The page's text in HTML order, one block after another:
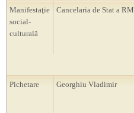
Manifestaţie
social-
culturală
Cancelaria de Stat a RM
Pichetare Georghiu Vladimir